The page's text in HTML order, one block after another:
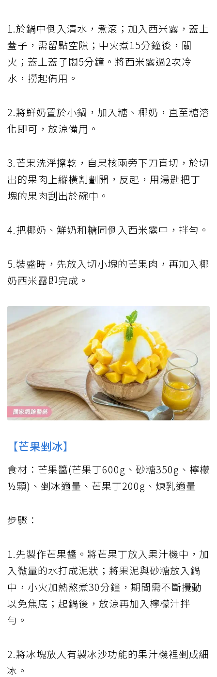
1.於鍋中倒入清水，煮滾；加入西米露，蓋上
蓋子，需留點空隙；中火煮15分鐘後，關
火；蓋上蓋子悶5分鐘。將西米露過2次冷
水，撈起備用。
2.將鮮奶置於小鍋，加入糖、椰奶，直至糖溶
化即可，放涼備用。
3.芒果洗淨擦乾，自果核兩旁下刀直切，於切
出的果肉上縱橫割劃開，反起，用湯匙把丁
塊的果肉刮出於碗中。
4.把椰奶、鮮奶和糖同倒入西米露中，拌勻。
5.裝盛時，先放入切小塊的芒果肉，再加入椰
奶西米露即完成。
【芒果剉冰】
食材：芒果醬(芒果丁600g、砂糖350g、檸檬
½顆)、剉冰適量、芒果丁200g、煉乳適量
步驟：
1.先製作芒果醬。將芒果丁放入果汁機中，加
入微量的水打成泥狀；將果泥與砂糖放入鍋
中，小火加熱熬煮30分鐘，期間需不斷攪動
以免焦底；起鍋後，放涼再加入檸檬汁拌
勻。
2.將冰塊放入有製冰沙功能的果汁機裡剉成細
冰。